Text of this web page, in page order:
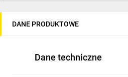
DANE PRODUKTOWE
Dane techniczne